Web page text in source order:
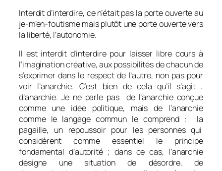
Interdit d’interdire, ce n’était pas la porte ouverte au
je-m’en-foutisme mais plutôt une porte ouverte vers
la liberté, l’autonomie.
Il est interdit d’interdire pour laisser libre cours à
l’imagination créative, aux possibilités de chacun de
s’exprimer dans le respect de l’autre, non pas pour
voir l’anarchie. C’est bien de cela qu’il s’agit :
d’anarchie. Je ne parle pas de l’anarchie conçue
comme une idée politique, mais de l’anarchie
comme le langage commun le comprend : la
pagaille, un repoussoir pour les personnes qui
considèrent comme essentiel le principe
fondamental d’autorité ; dans ce cas, l’anarchie
désigne une situation de désordre, de